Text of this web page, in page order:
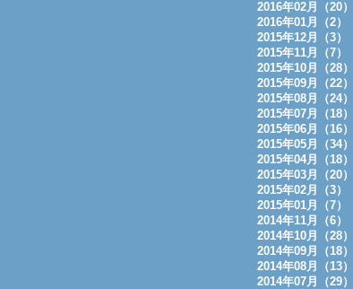
2016年02月（20）
2016年01月（2）
2015年12月（3）
2015年11月（7）
2015年10月（28）
2015年09月（22）
2015年08月（24）
2015年07月（18）
2015年06月（16）
2015年05月（34）
2015年04月（18）
2015年03月（20）
2015年02月（3）
2015年01月（7）
2014年11月（6）
2014年10月（28）
2014年09月（18）
2014年08月（13）
2014年07月（29）